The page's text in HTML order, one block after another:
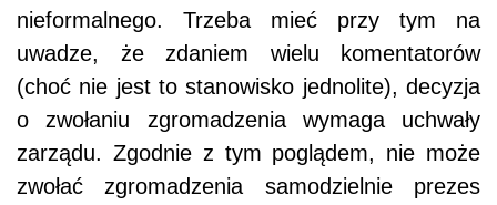
nieformalnego. Trzeba mieć przy tym na
uwadze, że zdaniem wielu komentatorów
(choć nie jest to stanowisko jednolite), decyzja
o zwołaniu zgromadzenia wymaga uchwały
zarządu. Zgodnie z tym poglądem, nie może
zwołać zgromadzenia samodzielnie prezes